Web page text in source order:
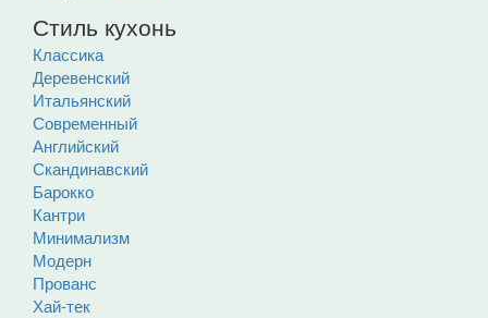
Стиль кухонь
Классика
Деревенский
Итальянский
Современный
Английский
Скандинавский
Барокко
Кантри
Минимализм
Модерн
Прованс
Хай-тек